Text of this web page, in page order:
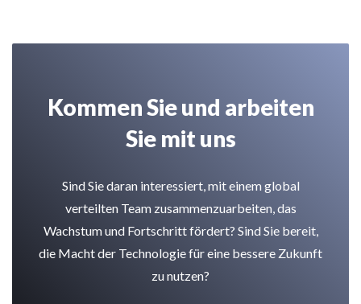
Kommen Sie und arbeiten
Sie mit uns
Sind Sie daran interessiert, mit einem global
verteilten Team zusammenzuarbeiten, das
Wachstum und Fortschritt fördert? Sind Sie bereit,
die Macht der Technologie für eine bessere Zukunft
zu nutzen?